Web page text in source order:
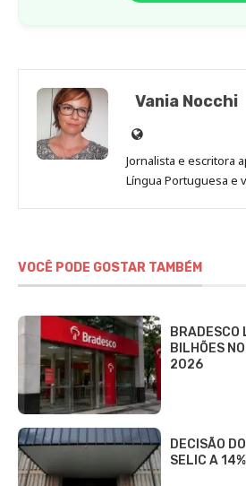
Vania Nocchi
Site
de
Vania
Jornalista e escritora
Língua Portuguesa e
VOCÊ PODE GOSTAR TAMBÉM
BRADESCO
BILHÕES
2026
DECISÃO
SELIC A 14%